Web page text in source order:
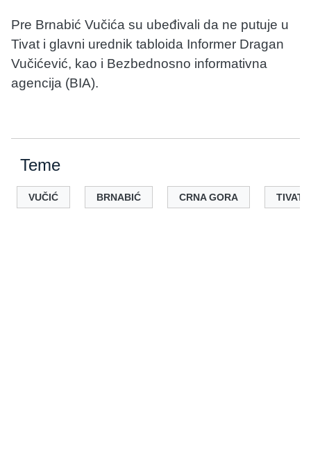
Pre Brnabić Vučića su ubeđivali da ne putuje u
Tivat i glavni urednik tabloida Informer Dragan
Vučićević, kao i Bezbednosno informativna
agencija (BIA).
Teme
VUČIĆ BRNABIĆ CRNA GORA TIVAT